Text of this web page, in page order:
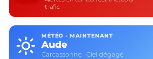
trafic
MÉTÉO · MAINTENANT
Aude
Carcassonne · Ciel dégagé